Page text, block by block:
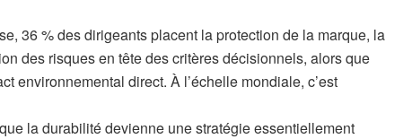
36 % des dirigeants placent la protection de la marque, la
des risques en tête des critères décisionnels, alors que
environnemental direct. À l’échelle mondiale, c’est
la durabilité devienne une stratégie essentiellement